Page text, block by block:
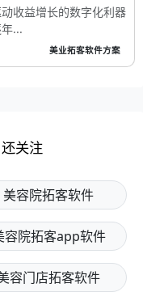
件在竞争激烈的美容市
大...
美业拓客软件方案
确选择收益翻番？
收益增长的数字化利器
...